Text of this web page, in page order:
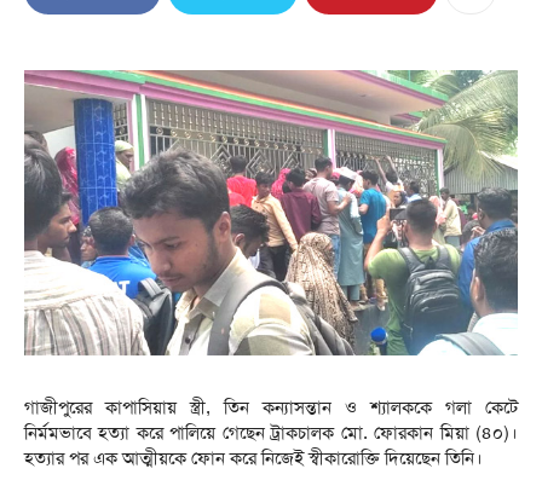
গাজীপুরের কাপাসিয়ায় স্ত্রী, তিন কন্যাসন্তান ও শ্যালককে গলা কেটে
নির্মমভাবে হত্যা করে পালিয়ে গেছেন ট্রাকচালক মো. ফোরকান মিয়া (৪০)।
হত্যার পর এক আত্মীয়কে ফোন করে নিজেই স্বীকারোক্তি দিয়েছেন তিনি।